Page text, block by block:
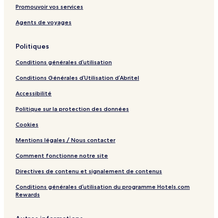
s
V
i
a
i
m
i
u
Promouvoir vos services
Agents de voyages
Politiques
Conditions générales d’utilisation
Conditions Générales d’Utilisation d’Abritel
Accessibilité
Politique sur la protection des données
Cookies
Mentions légales / Nous contacter
Comment fonctionne notre site
Directives de contenu et signalement de contenus
Conditions générales d’utilisation du programme Hotels.com
Rewards